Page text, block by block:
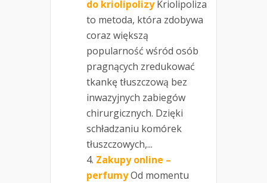
do kriolipolizy Kriolipoliza
to metoda, która zdobywa
coraz większą
popularność wśród osób
pragnących zredukować
tkankę tłuszczową bez
inwazyjnych zabiegów
chirurgicznych. Dzięki
schładzaniu komórek
tłuszczowych,...
Zakupy online –
perfumyOd momentu